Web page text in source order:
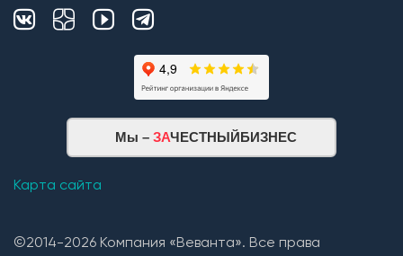
Монтаж плит перекрытия
Кровельная система
1. Монтаж стропильной системы из пиломатериала
(Технониколь, Дёке) и Металлочерепицы (в
Мы – ЗАЧЕСТНЫЙБИЗНЕС
Карта сайта
©2014-2026 Компания «Веванта». Все права